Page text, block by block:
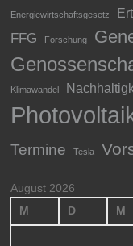
Energiewirtschaftsgesetz
FFG
Forschung
Klimawandel
Termine Tesla
August 2026
M
D M